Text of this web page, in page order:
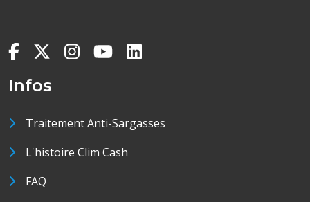
Infos
Traitement Anti-Sargasses
L'histoire Clim Cash
FAQ